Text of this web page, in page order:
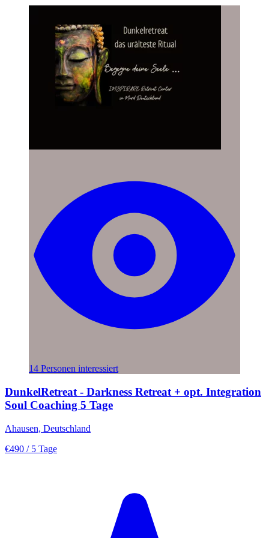
14 Personen interessiert
DunkelRetreat - Darkness Retreat + opt. Integration
Soul Coaching 5 Tage
Ahausen, Deutschland
€490 / 5 Tage